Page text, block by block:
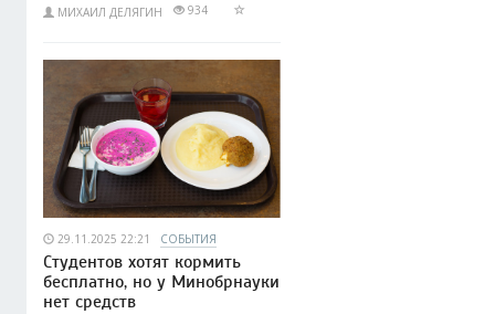
МИХАИЛ ДЕЛЯГИН 934
29.11.2025 22:21 СОБЫТИЯ
Студентов хотят кормить
бесплатно, но у Минобрнауки
нет средств